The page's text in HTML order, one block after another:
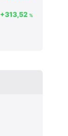
+313,52 %